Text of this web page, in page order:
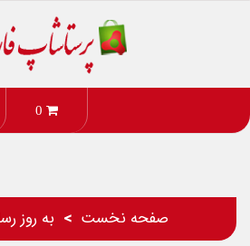
0
صفحه نخست به روز